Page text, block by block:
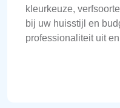
kleurkeuze,
bij uw huisstijl en
professionaliteit uit